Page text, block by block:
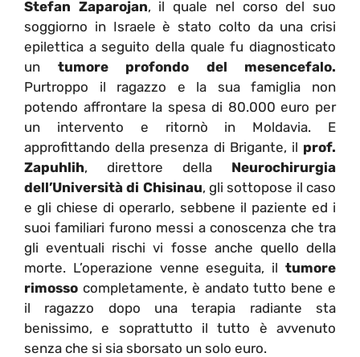
Stefan Zaparojan, il quale nel corso del suo
soggiorno in Israele è stato colto da una crisi
epilettica a seguito della quale fu diagnosticato
un tumore profondo del mesencefalo.
Purtroppo il ragazzo e la sua famiglia non
potendo affrontare la spesa di 80.000 euro per
un intervento e ritornò in Moldavia. E
approfittando della presenza di Brigante, il prof.
Zapuhlih, direttore della Neurochirurgia
dell’Università di Chisinau, gli sottopose il caso
e gli chiese di operarlo, sebbene il paziente ed i
suoi familiari furono messi a conoscenza che tra
gli eventuali rischi vi fosse anche quello della
morte. L’operazione venne eseguita, il tumore
rimosso completamente, è andato tutto bene e
il ragazzo dopo una terapia radiante sta
benissimo, e soprattutto il tutto è avvenuto
senza che si sia sborsato un solo euro.